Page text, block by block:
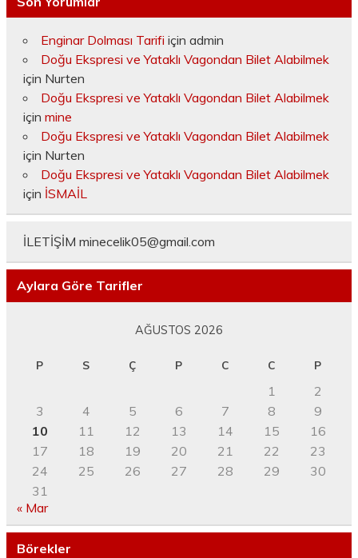
Enginar Dolması Tarifi için admin
Doğu Ekspresi ve Yataklı Vagondan Bilet Alabilmek
için Nurten
Doğu Ekspresi ve Yataklı Vagondan Bilet Alabilmek
için mine
Doğu Ekspresi ve Yataklı Vagondan Bilet Alabilmek
için Nurten
Doğu Ekspresi ve Yataklı Vagondan Bilet Alabilmek
için İSMAİL
İLETİŞİM minecelik05@gmail.com
Aylara Göre Tarifler
AĞUSTOS 2026
P S Ç P C C P
1
2
3
4 5 6 7 8
9
10
11 12 13 14 15
16
17
18 19 20 21 22
23
24
25 26 27 28 29
30
31
« Mar
Börekler